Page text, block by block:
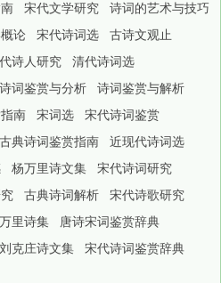
宋代文学研究
诗词的艺术与技巧
论 宋代诗词选
古诗文观止
诗人研究
清代诗词选
词鉴赏与分析
诗词鉴赏与解析
南 宋词选
宋代诗词鉴赏
典诗词鉴赏指南
近现代诗词选
杨万里诗文集
宋代诗词研究
古典诗词解析
宋代诗歌研究
里诗集
唐诗宋词鉴赏辞典
刘克庄诗文集
宋代诗词鉴赏辞典